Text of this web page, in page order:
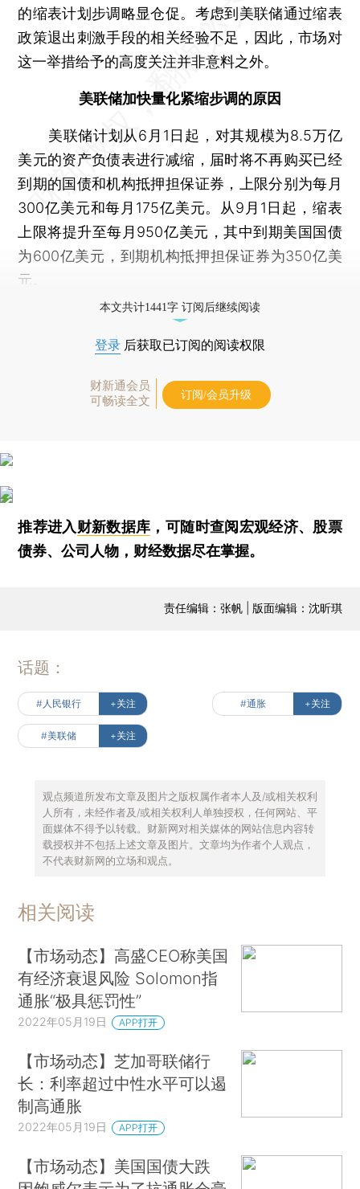
的缩表计划步调略显仓促。考虑到美联储通过缩表
政策退出刺激手段的相关经验不足，因此，市场对
这一举措给予的高度关注并非意料之外。
美联储加快量化紧缩步调的原因
美联储计划从6月1日起，对其规模为8.5万亿
美元的资产负债表进行减缩，届时将不再购买已经
到期的国债和机构抵押担保证券，上限分别为每月
300亿美元和每月175亿美元。从9月1日起，缩表
上限将提升至每月950亿美元，其中到期美国国债
为600亿美元，到期机构抵押担保证券为350亿美
元。
本文共计1441字 订阅后继续阅读
登录 后获取已订阅的阅读权限
财新通会员
可畅读全文
订阅/会员升级
推荐进入财新数据库 ，可随时查阅宏观经济、股票
债券、公司人物，财经数据尽在掌握。
责任编辑：张帆 | 版面编辑：沈昕琪
话题：
#人民银行 +关注 #通胀 +关注
#美联储 +关注
观点频道所发布文章及图片之版权属作者本人及/或相关权利
人所有，未经作者及/或相关权利人单独授权，任何网站、平
面媒体不得予以转载。财新网对相关媒体的网站信息内容转
载授权并不包括上述文章及图片。文章均为作者个人观点，
不代表财新网的立场和观点。
相关阅读
【市场动态】高盛CEO称美国
有经济衰退风险 Solomon指
通胀“极具惩罚性”
2022年05月19日 APP打开
【市场动态】芝加哥联储行
长：利率超过中性水平可以遏
制高通胀
2022年05月19日 APP打开
【市场动态】美国国债大跌